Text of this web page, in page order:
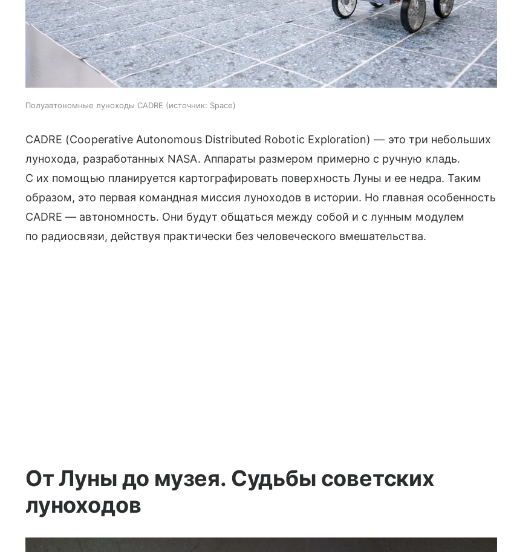
Полуавтономные луноходы CADRE источник: Space
CADRE (Cooperative Autonomous Distributed Robotic Exploration) — это три небольших
лунохода, разработанных NASA. Аппараты размером примерно с ручную кладь.
С их помощью планируется картографировать поверхность Луны и ее недра. Таким
образом, это первая командная миссия луноходов в истории. Но главная особенность
CADRE — автономность. Они будут общаться между собой и с лунным модулем
по радиосвязи, действуя практически без человеческого вмешательства.
От Луны до музея. Судьбы советских
луноходов